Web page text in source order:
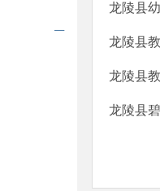
龙陵县
龙陵县
龙陵县
龙陵县